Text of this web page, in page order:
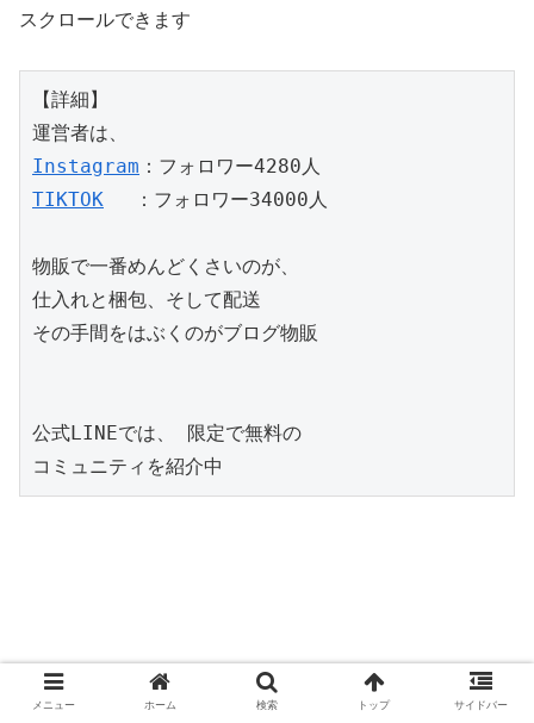
スクロールできます
【詳細】
Instagram
TIKTOK ：フォロワー34000人
物販で一番めんどくさいのが、
仕入れと梱包、そして配送
その手間をはぶくのがブログ物販
公式LINEでは、 限定で無料の
メニュー ホーム 検索 トップ サイドバー